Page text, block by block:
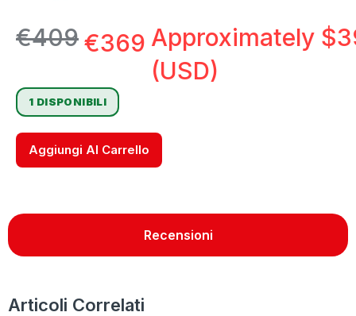
€409€369 Approximately $
(USD)
1 DISPONIBILI
Aggiungi Al Carrello
Recensioni
Articoli Correlati